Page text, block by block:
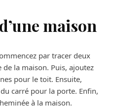
maison
par tracer deux
la maison. Puis, ajoutez
pour le toit. Ensuite,
carré pour la porte. Enfin,
à la maison.